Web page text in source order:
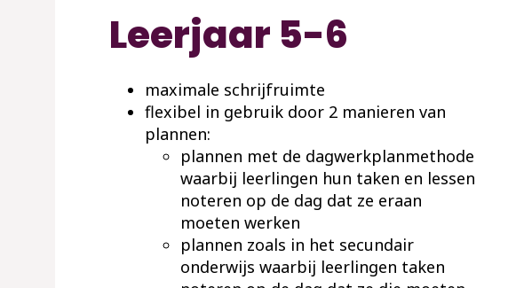
Leerjaar 5-6
maximale schrijfruimte
flexibel in gebruik door 2 manieren van
plannen:
plannen met de dagwerkplanmethode
waarbij leerlingen hun taken en lessen
noteren op de dag dat ze eraan
moeten werken
plannen zoals in het secundair
onderwijs waarbij leerlingen taken